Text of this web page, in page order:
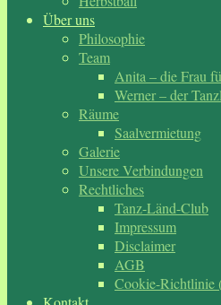
Über uns
Philosophie
Team
Anita – die Frau
Werner – der
Räume
Saalvermietung
Galerie
Unsere Verbindungen
Rechtliches
Tanz-Länd-Club
Impressum
Disclaimer
AGB
Cookie-Richtlinie